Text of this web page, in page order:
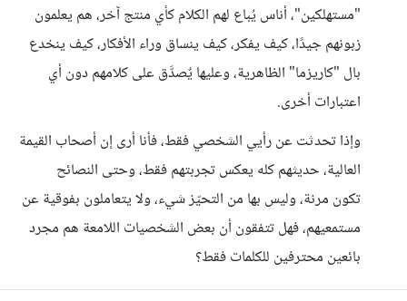
"مستهلكين"، أناس يُباع لهم الكلام كأي منتج آخر، هم يعلمون
زبونهم جيدًا، كيف يفكر، كيف ينساق وراء الأفكار، كيف ينخدع
بال "كاريزما" الظاهرية، وعليها يٌصدَّق على كلامهم دون أي
اعتبارات أخرى.
وإذا تحدثت عن رأيي الشخصي فقط، فأنا أرى إن أصحاب القيمة
العالية، حديثهم كله يعكس تجربتهم فقط، وحتى النصائح
تكون مرنة، وليس بها من التحيّز شيء، ولا يتعاملون بفوقية عن
مستمعيهم، فهل تتفقون أن بعض الشخصيات اللامعة هم مجرد
بائعين محترفين للكلمات فقط؟